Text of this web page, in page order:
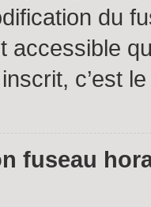
du
accessible
c’est
fuseau